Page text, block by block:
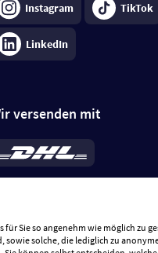
Instagram TikTok
LinkedIn
versenden mit
6,95 €; bei Kühlware
Bestellung, insgesamt 7,94 €.
Sie so angenehm wie möglich zu
solche, die lediglich zu